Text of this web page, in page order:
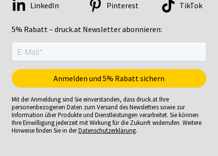
5% Rabatt – druck.at Newsletter abonnieren:
LinkedIn Pinterest TikTok
Mit der Anmeldung sind Sie einverstanden, dass druck.at Ihre
personenbezogenen Daten zum Versand des Newsletters sowie zur
Information über Produkte und Dienstleistungen verarbeitet. Sie können
Ihre Einwilligung jederzeit mit Wirkung für die Zukunft widerrufen. Weitere
Hinweise finden Sie in derDatenschutzerklärung.